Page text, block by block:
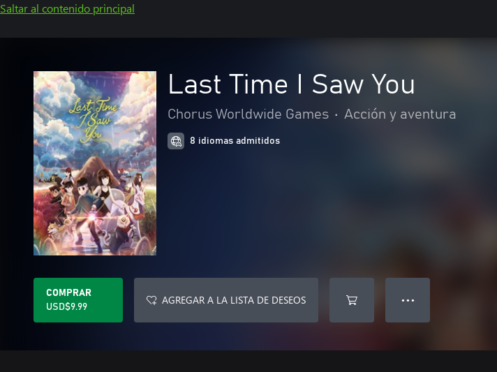
Saltar al contenido principal
Last Time I Saw You
Chorus Worldwide Games • Acción y aventura
8 idiomas admitidos
COMPRAR
USD$9.99
AGREGAR A LA LISTA DE DESEOS ● ● ●